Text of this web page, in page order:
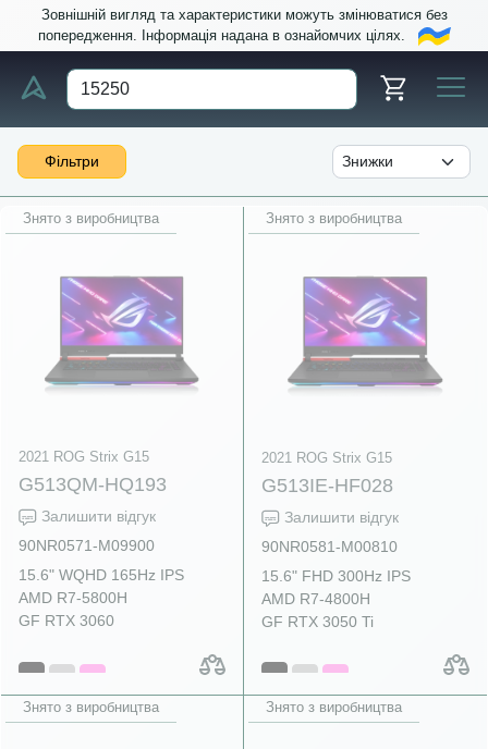
Зовнішній вигляд та характеристики можуть змінюватися без
попередження. Інформація надана в ознайомчих цілях.
Фільтри
Знято з виробництва
2021 ROG Strix G15
G513QM-HQ193
Залишити відгук
90NR0571-M09900
15.6" WQHD 165Hz IPS
AMD R7-5800H
GF RTX 3060
Знято з виробництва
2021 ROG Strix G15
G513IE-HF028
Залишити відгук
90NR0581-M00810
15.6" FHD 300Hz IPS
AMD R7-4800H
GF RTX 3050 Ti
Знято з виробництва Знято з виробництва